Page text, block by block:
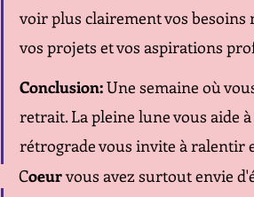
voir plus clairement vos besoins
vos projets et vos aspirations
Conclusion: Une semaine où
retrait. La pleine lune vous aide
rétrograde vous invite à ralentir
     C
oeur vous avez surtout envie